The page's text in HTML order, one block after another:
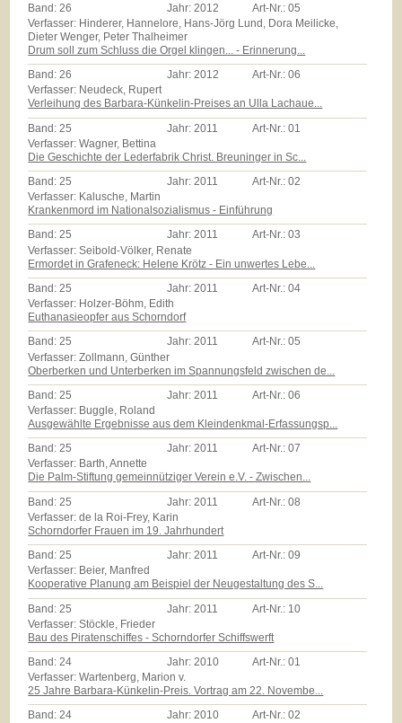
Band: 26 Jahr: 2012 Art-Nr.:05
Verfasser: Hinderer, Hannelore, Hans-Jörg Lund, Dora Meilicke,
Dieter Wenger, Peter Thalheimer
Drum soll zum Schluss die Orgel klingen... - Erinnerung...
Band:26 Jahr:2012 Art-Nr.:06
Verfasser: Neudeck, Rupert
Verleihung des Barbara-Künkelin-Preises an Ulla Lachaue...
Band: 25 Jahr: 2011 Art-Nr.:01
Verfasser: Wagner, Bettina
Die Geschichte der Lederfabrik Christ. Breuninger in Sc...
Band:25 Jahr:2011 Art-Nr.:02
Verfasser: Kalusche, Martin
Krankenmord im Nationalsozialismus - Einführung
Band:25 Jahr:2011 Art-Nr.:03
Verfasser: Seibold-Völker, Renate
Ermordet in Grafeneck: Helene Krötz - Ein unwertes Lebe...
Band:25 Jahr:2011 Art-Nr.:04
Verfasser: Holzer-Böhm, Edith
Euthanasieopfer aus Schorndorf
Band:25 Jahr:2011 Art-Nr.:05
Verfasser: Zollmann, Günther
Oberberken und Unterberken im Spannungsfeld zwischen de...
Band: 25 Jahr: 2011 Art-Nr.:06
Verfasser: Buggle, Roland
Ausgewählte Ergebnisse aus dem Kleindenkmal-Erfassungsp...
Band:25 Jahr:2011 Art-Nr.:07
Verfasser: Barth, Annette
Die Palm-Stiftung gemeinnütziger Verein e.V. - Zwischen...
Band: 25 Jahr: 2011 Art-Nr.:08
Verfasser: de la Roi-Frey, Karin
Schorndorfer Frauen im 19. Jahrhundert
Band:25 Jahr:2011 Art-Nr.:09
Verfasser: Beier, Manfred
Kooperative Planung am Beispiel der Neugestaltung des S...
Band: 25 Jahr: 2011 Art-Nr.: 10
Verfasser: Stöckle, Frieder
Bau des Piratenschiffes - Schorndorfer Schiffswerft
Band:24 Jahr:2010 Art-Nr.:01
Verfasser: Wartenberg, Marion v.
25 Jahre Barbara-Künkelin-Preis. Vortrag am 22. Novembe...
Band:24 Jahr:2010 Art-Nr.:02